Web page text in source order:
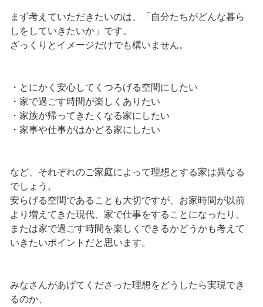
まず考えていただきたいのは、「自分たちがどんな暮ら
しをしていきたいか」です。
ざっくりとイメージだけでも構いません。
・とにかく安心してくつろげる空間にしたい
・家で過ごす時間が楽しくありたい
・家族が帰ってきたくなる家にしたい
・家事や仕事がはかどる家にしたい
など、それぞれのご家庭によって理想とする家は異なる
でしょう。
安らげる空間であることも大切ですが、お家時間が以前
より増えてきた現代、家で仕事をすることになったり、
または家で過ごす時間を楽しくできるかどうかも考えて
いきたいポイントだと思います。
みなさんがあげてくださった理想をどうしたら実現でき
るのか、